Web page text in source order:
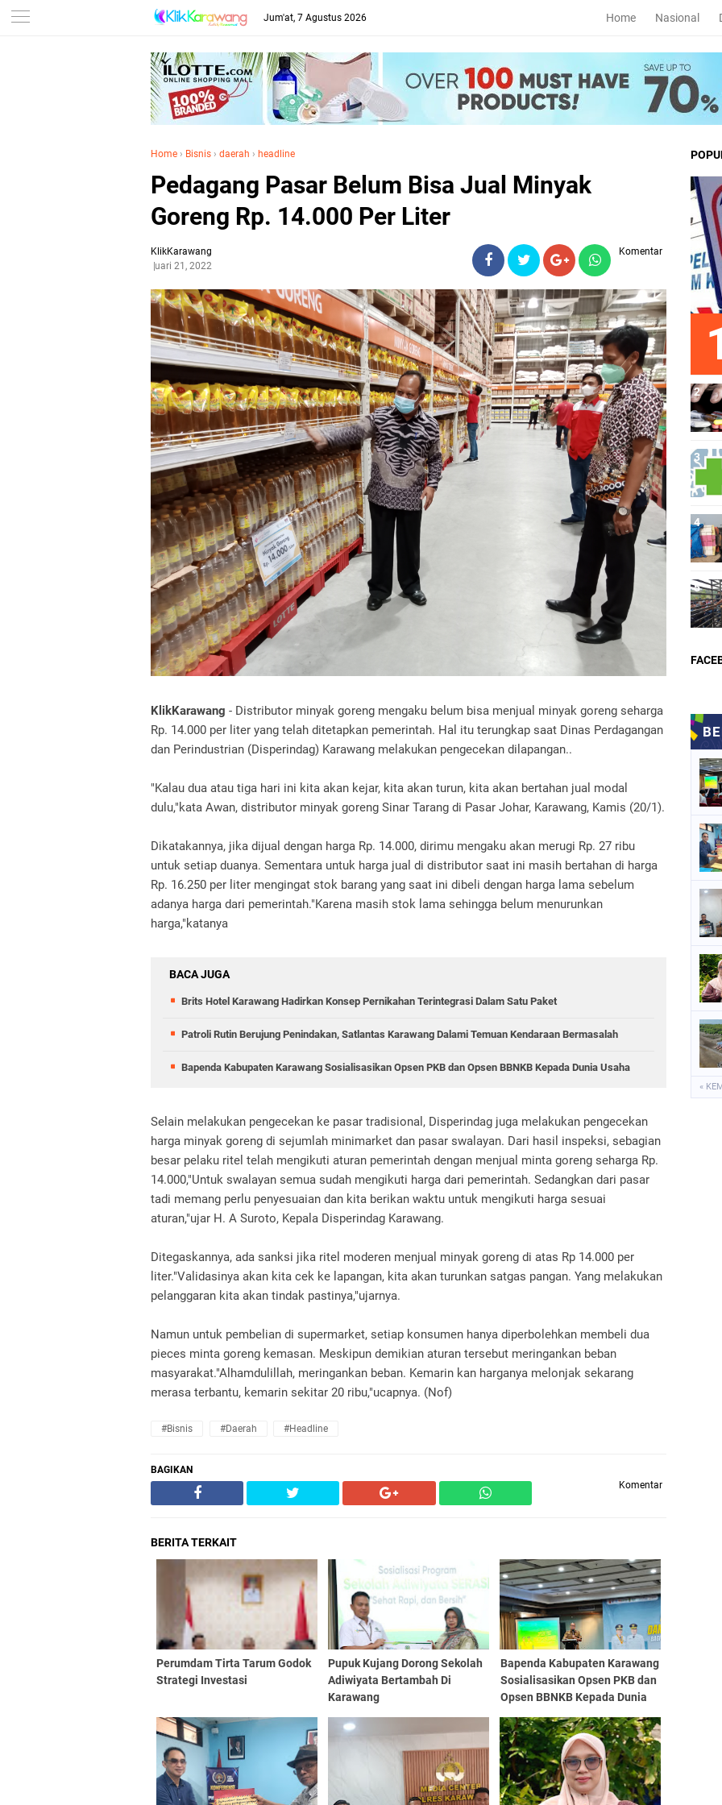
Jum'at, 7 Agustus 2026 Home Nasional
Home › Bisnis › daerah › headline
Pedagang Pasar Belum Bisa Jual Minyak
Goreng Rp. 14.000 Per Liter
KlikKarawang
Januari 21, 2022
Komentar
KlikKarawang - Distributor minyak goreng mengaku belum bisa menjual minyak goreng seharga
Rp. 14.000 per liter yang telah ditetapkan pemerintah. Hal itu terungkap saat Dinas Perdagangan
dan Perindustrian (Disperindag) Karawang melakukan pengecekan dilapangan..
"Kalau dua atau tiga hari ini kita akan kejar, kita akan turun, kita akan bertahan jual modal
dulu,"kata Awan, distributor minyak goreng Sinar Tarang di Pasar Johar, Karawang, Kamis (20/1).
Dikatakannya, jika dijual dengan harga Rp. 14.000, dirimu mengaku akan merugi Rp. 27 ribu
untuk setiap duanya. Sementara untuk harga jual di distributor saat ini masih bertahan di harga
Rp. 16.250 per liter mengingat stok barang yang saat ini dibeli dengan harga lama sebelum
adanya harga dari pemerintah."Karena masih stok lama sehingga belum menurunkan
harga,"katanya
BACA JUGA
Brits Hotel Karawang Hadirkan Konsep Pernikahan Terintegrasi Dalam Satu Paket
Patroli Rutin Berujung Penindakan, Satlantas Karawang Dalami Temuan Kendaraan Bermasalah
Bapenda Kabupaten Karawang Sosialisasikan Opsen PKB dan Opsen BBNKB Kepada Dunia Usaha
Selain melakukan pengecekan ke pasar tradisional, Disperindag juga melakukan pengecekan
harga minyak goreng di sejumlah minimarket dan pasar swalayan. Dari hasil inspeksi, sebagian
besar pelaku ritel telah mengikuti aturan pemerintah dengan menjual minta goreng seharga Rp.
14.000,"Untuk swalayan semua sudah mengikuti harga dari pemerintah. Sedangkan dari pasar
tadi memang perlu penyesuaian dan kita berikan waktu untuk mengikuti harga sesuai
aturan,"ujar H. A Suroto, Kepala Disperindag Karawang.
Ditegaskannya, ada sanksi jika ritel moderen menjual minyak goreng di atas Rp 14.000 per
liter."Validasinya akan kita cek ke lapangan, kita akan turunkan satgas pangan. Yang melakukan
pelanggaran kita akan tindak pastinya,"ujarnya.
Namun untuk pembelian di supermarket, setiap konsumen hanya diperbolehkan membeli dua
pieces minta goreng kemasan. Meskipun demikian aturan tersebut meringankan beban
masyarakat."Alhamdulillah, meringankan beban. Kemarin kan harganya melonjak sekarang
merasa terbantu, kemarin sekitar 20 ribu,"ucapnya. (Nof)
#Bisnis #daerah #headline
BAGIKAN
Komentar
BERITA TERKAIT
Perumdam Tirta Tarum Godok
Strategi Investasi
Pupuk Kujang Dorong Sekolah
Adiwiyata Bertambah Di
Karawang
Bapenda Kabupaten Karawang
Sosialisasikan Opsen PKB dan
Opsen BBNKB Kepada Dunia
«